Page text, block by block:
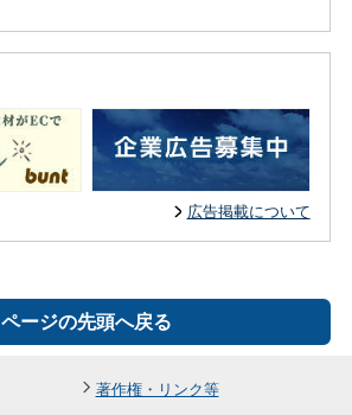
広告掲載について
ページの先頭へ戻る
著作権・リンク等